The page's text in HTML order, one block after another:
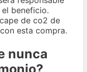
beneficio.
de co2 de
esta compra.
nunca